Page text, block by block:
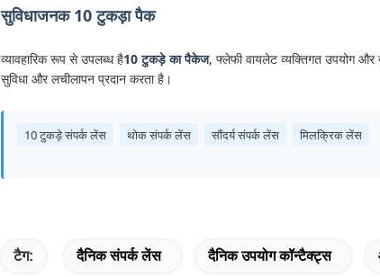
सुविधाजनक 10 टुकड़ा पैक
व्यावहारिक रूप से उपलब्ध है10 टुकड़े का पैकेज, फ्लेफी वायलेट व्यक्तिगत उपयोग और
सुविधा और लचीलापन प्रदान करता है।
10 टुकड़े संपर्क लेंस थोक संपर्क लेंस सौंदर्य संपर्क लेंस मिलक्रिक लेंस
टैग: दैनिक संपर्क लेंस दैनिक उपयोग कॉन्टैक्ट्स